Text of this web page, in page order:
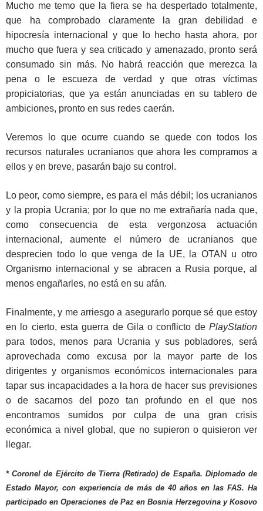
Mucho me temo que la fiera se ha despertado totalmente,
que ha comprobado claramente la gran debilidad e
hipocresía internacional y que lo hecho hasta ahora, por
mucho que fuera y sea criticado y amenazado, pronto será
consumado sin más. No habrá reacción que merezca la
pena o le escueza de verdad y que otras víctimas
propiciatorias, que ya están anunciadas en su tablero de
ambiciones, pronto en sus redes caerán.
Veremos lo que ocurre cuando se quede con todos los
recursos naturales ucranianos que ahora les compramos a
ellos y en breve, pasarán bajo su control.
Lo peor, como siempre, es para el más débil; los ucranianos
y la propia Ucrania; por lo que no me extrañaría nada que,
como consecuencia de esta vergonzosa actuación
internacional, aumente el número de ucranianos que
desprecien todo lo que venga de la UE, la OTAN u otro
Organismo internacional y se abracen a Rusia porque, al
menos engañarles, no está en su afán.
Finalmente, y me arriesgo a asegurarlo porque sé que estoy
en lo cierto, esta guerra de Gila o conflicto de PlayStation
para todos, menos para Ucrania y sus pobladores, será
aprovechada como excusa por la mayor parte de los
dirigentes y organismos económicos internacionales para
tapar sus incapacidades a la hora de hacer sus previsiones
o de sacarnos del pozo tan profundo en el que nos
encontramos sumidos por culpa de una gran crisis
económica a nivel global, que no supieron o quisieron ver
llegar.
* Coronel de Ejército de Tierra (Retirado) de España. Diplomado de
Estado Mayor, con experiencia de más de 40 años en las FAS. Ha
participado en Operaciones de Paz en Bosnia Herzegovina y Kosovo